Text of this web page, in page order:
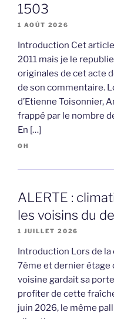
1503
1 AOÛT 2026
Introduction Cet
2011 mais je le
originales de cet acte
de son commentaire.
d’Etienne Toisonnier,
frappé par le nombre
En […]
OH
ALERTE :
les voisins du
1 JUILLET 2026
Introduction Lors de la
7ème et dernier étage
voisine gardait sa
profiter de cette
juin 2026, le même